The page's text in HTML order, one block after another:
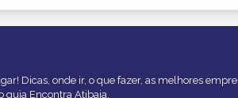
Dicas, onde ir, o que fazer, as melhores
guia Encontra Atibaia.